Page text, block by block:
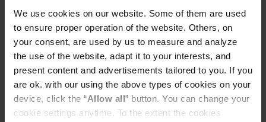
We use cookies on our website. Some of them are used
to ensure proper operation of the website. Others, on
your consent, are used by us to measure and analyze
the use of the website, adapt it to your interests, and
present content and advertisements tailored to you. If you
are ok. with our using the above types of cookies on your
device, click the “Allow all” button. You can change your
cookie settings anytime. To the extent the cookies
20,99 zł
Do poczytania przy kawie: